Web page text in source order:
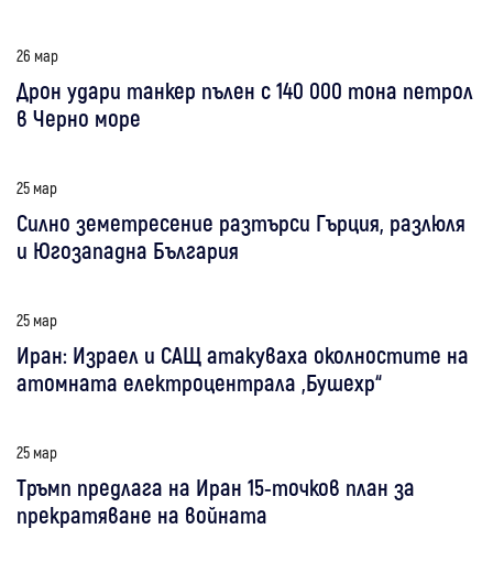
26 мар
Дрон удари танкер пълен с 140 000 тона петрол
в Черно море
25 мар
Силно земетресение разтърси Гърция, разлюля
и Югозападна България
25 мар
Иран: Израел и САЩ атакуваха околностите на
атомната електроцентрала „Бушехр“
25 мар
Тръмп предлага на Иран 15-точков план за
прекратяване на войната